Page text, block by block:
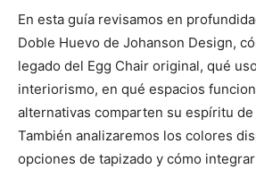
En esta guía revisamos en
Doble Huevo de Johanson Design,
legado del Egg Chair original, qué
interiorismo, en qué espacios
alternativas comparten su espíritu
También analizaremos los colores
opciones de tapizado y cómo